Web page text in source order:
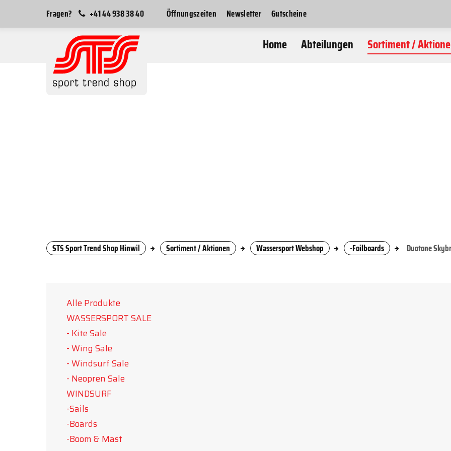
Fragen? +41 44 938 38 40 Öffnungszeiten Newsletter Gutscheine
Home Abteilungen Sortiment /
STS Sport Trend Shop Hinwil Sortiment / Aktionen Wassersport Webshop -Foilboards Duotone
Alle Produkte
WASSERSPORT SALE
- Kite Sale
- Wing Sale
- Windsurf Sale
- Neopren Sale
WINDSURF
-Sails
-Boards
-Boom & Mast